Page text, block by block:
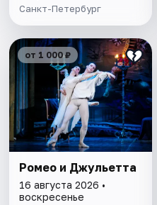
Санкт-Петербург
от 1 000 ₽
Ромео и Джульетта
16 августа 2026 •
воскресенье